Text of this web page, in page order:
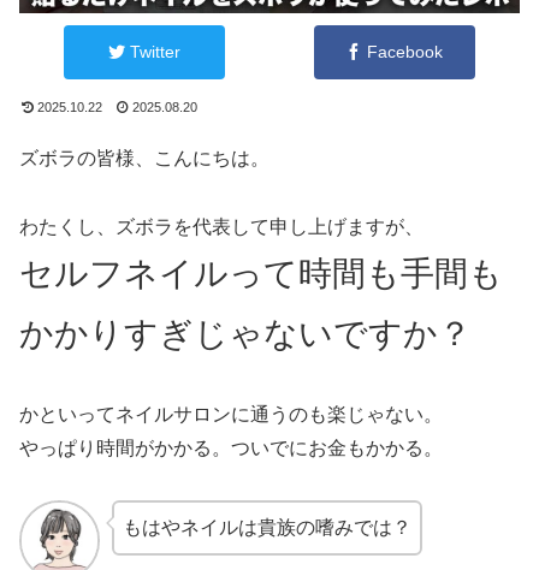
Twitter Facebook
2025.10.22 2025.08.20
ズボラの皆様、こんにちは。
わたくし、ズボラを代表して申し上げますが、
セルフネイルって時間も手間も
かかりすぎじゃないですか？
かといってネイルサロンに通うのも楽じゃない。
やっぱり時間がかかる。ついでにお金もかかる。
もはやネイルは貴族の嗜みでは？